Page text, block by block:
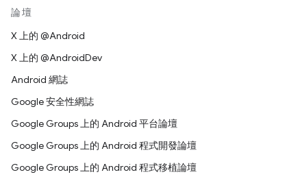
論壇
X 上的 @Android
X 上的 @AndroidDev
Android 網誌
Google 安全性網誌
Google Groups 上的 Android 平台論壇
Google Groups 上的 Android 程式開發論壇
Google Groups 上的 Android 程式移植論壇